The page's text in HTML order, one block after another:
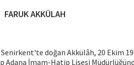
FARUK AKKÜLAH
Senirkent'te doğan Akkülâh, 20 Ekim
Adana İmam-Hatip Lisesi